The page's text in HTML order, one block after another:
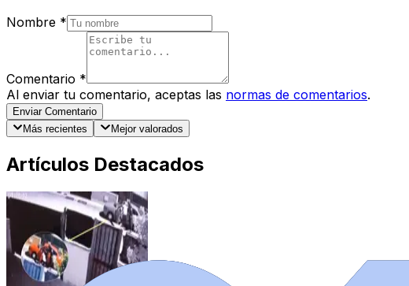
Nombre *
Comentario *
Al enviar tu comentario, aceptas las normas de comentarios.
Enviar Comentario
Más recientes
Mejor valorados
Artículos Destacados